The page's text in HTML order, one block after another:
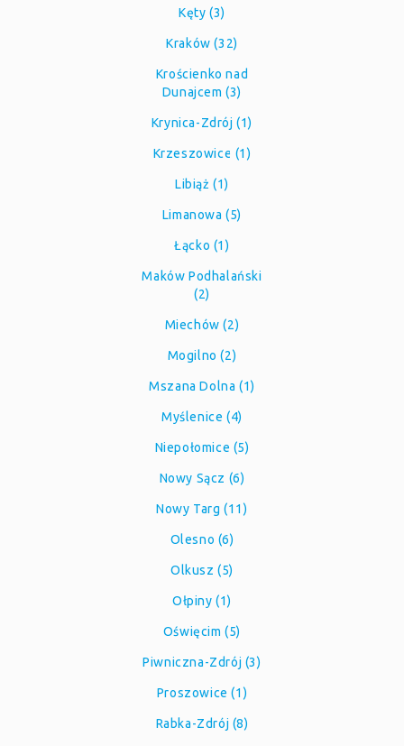
Kęty (3)
Kraków (32)
Krościenko nad
Dunajcem (3)
Krynica-Zdrój (1)
Krzeszowice (1)
Libiąż (1)
Limanowa (5)
Łącko (1)
Maków Podhalański
(2)
Miechów (2)
Mogilno (2)
Mszana Dolna (1)
Myślenice (4)
Niepołomice (5)
Nowy Sącz (6)
Nowy Targ (11)
Olesno (6)
Olkusz (5)
Ołpiny (1)
Oświęcim (5)
Piwniczna-Zdrój (3)
Proszowice (1)
Rabka-Zdrój (8)